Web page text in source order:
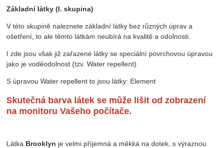
Základní látky (I. skupina)
V této skupině naleznete základní látky bez různých úprav a
ošetření, to ale těmto látkám neubírá na kvalitě a odolnosti.
I zde jsou však již zařazené látky se speciální povrchovou úpravou
jako je voděodolnost (tzv. Water repellent).
S úpravou Water repellent to jsou látky: Element
Skutečná barva látek se může lišit od zobrazení
na monitoru Vašeho počítače.
Látka Brooklyn je velmi příjemná a měkká na dotek, s výraznou